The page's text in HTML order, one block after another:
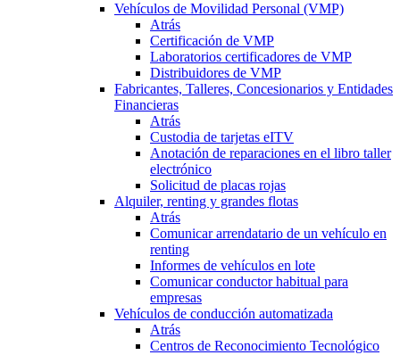
Vehículos de Movilidad Personal (VMP)
Atrás
Certificación de VMP
Laboratorios certificadores de VMP
Distribuidores de VMP
Fabricantes, Talleres, Concesionarios y Entidades
Financieras
Atrás
Custodia de tarjetas eITV
Anotación de reparaciones en el libro taller
electrónico
Solicitud de placas rojas
Alquiler, renting y grandes flotas
Atrás
Comunicar arrendatario de un vehículo en
renting
Informes de vehículos en lote
Comunicar conductor habitual para
empresas
Vehículos de conducción automatizada
Atrás
Centros de Reconocimiento Tecnológico